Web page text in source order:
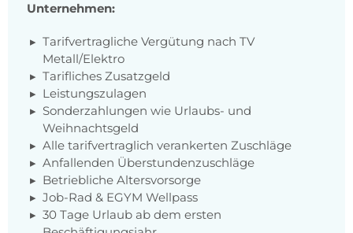
Unternehmen:
Tarifvertragliche Vergütung nach TV
Metall/Elektro
Tarifliches Zusatzgeld
Leistungszulagen
Sonderzahlungen wie Urlaubs- und
Weihnachtsgeld
Alle tarifvertraglich verankerten Zuschläge
Anfallenden Überstundenzuschläge
Betriebliche Altersvorsorge
Job-Rad & EGYM Wellpass
30 Tage Urlaub ab dem ersten